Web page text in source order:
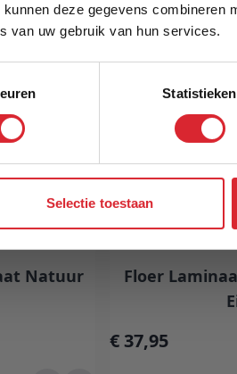
deze gegevens combineren
van uw gebruik van hun services.
Statistieken
Selectie toestaan
Natuur
Floer
€ 37,95
en ontvang direct een